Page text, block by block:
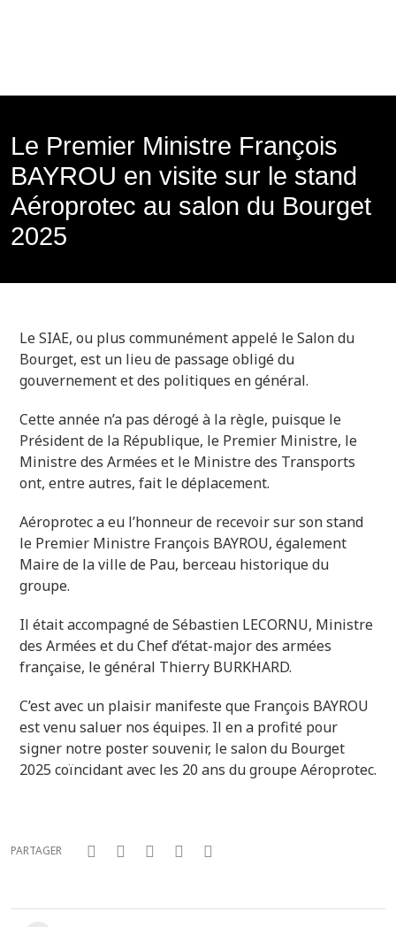
Le Premier Ministre François
BAYROU en visite sur le stand
Aéroprotec au salon du Bourget
2025
Le SIAE, ou plus communément appelé le Salon du
Bourget, est un lieu de passage obligé du
gouvernement et des politiques en général.
Cette année n’a pas dérogé à la règle, puisque le
Président de la République, le Premier Ministre, le
Ministre des Armées et le Ministre des Transports
ont, entre autres, fait le déplacement.
Aéroprotec a eu l’honneur de recevoir sur son stand
le Premier Ministre François BAYROU, également
Maire de la ville de Pau, berceau historique du
groupe.
Il était accompagné de Sébastien LECORNU, Ministre
des Armées et du Chef d’état-major des armées
française, le général Thierry BURKHARD.
C’est avec un plaisir manifeste que François BAYROU
est venu saluer nos équipes. Il en a profité pour
signer notre poster souvenir, le salon du Bourget
2025 coïncidant avec les 20 ans du groupe Aéroprotec.
PARTAGER